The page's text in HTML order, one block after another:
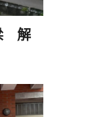
解